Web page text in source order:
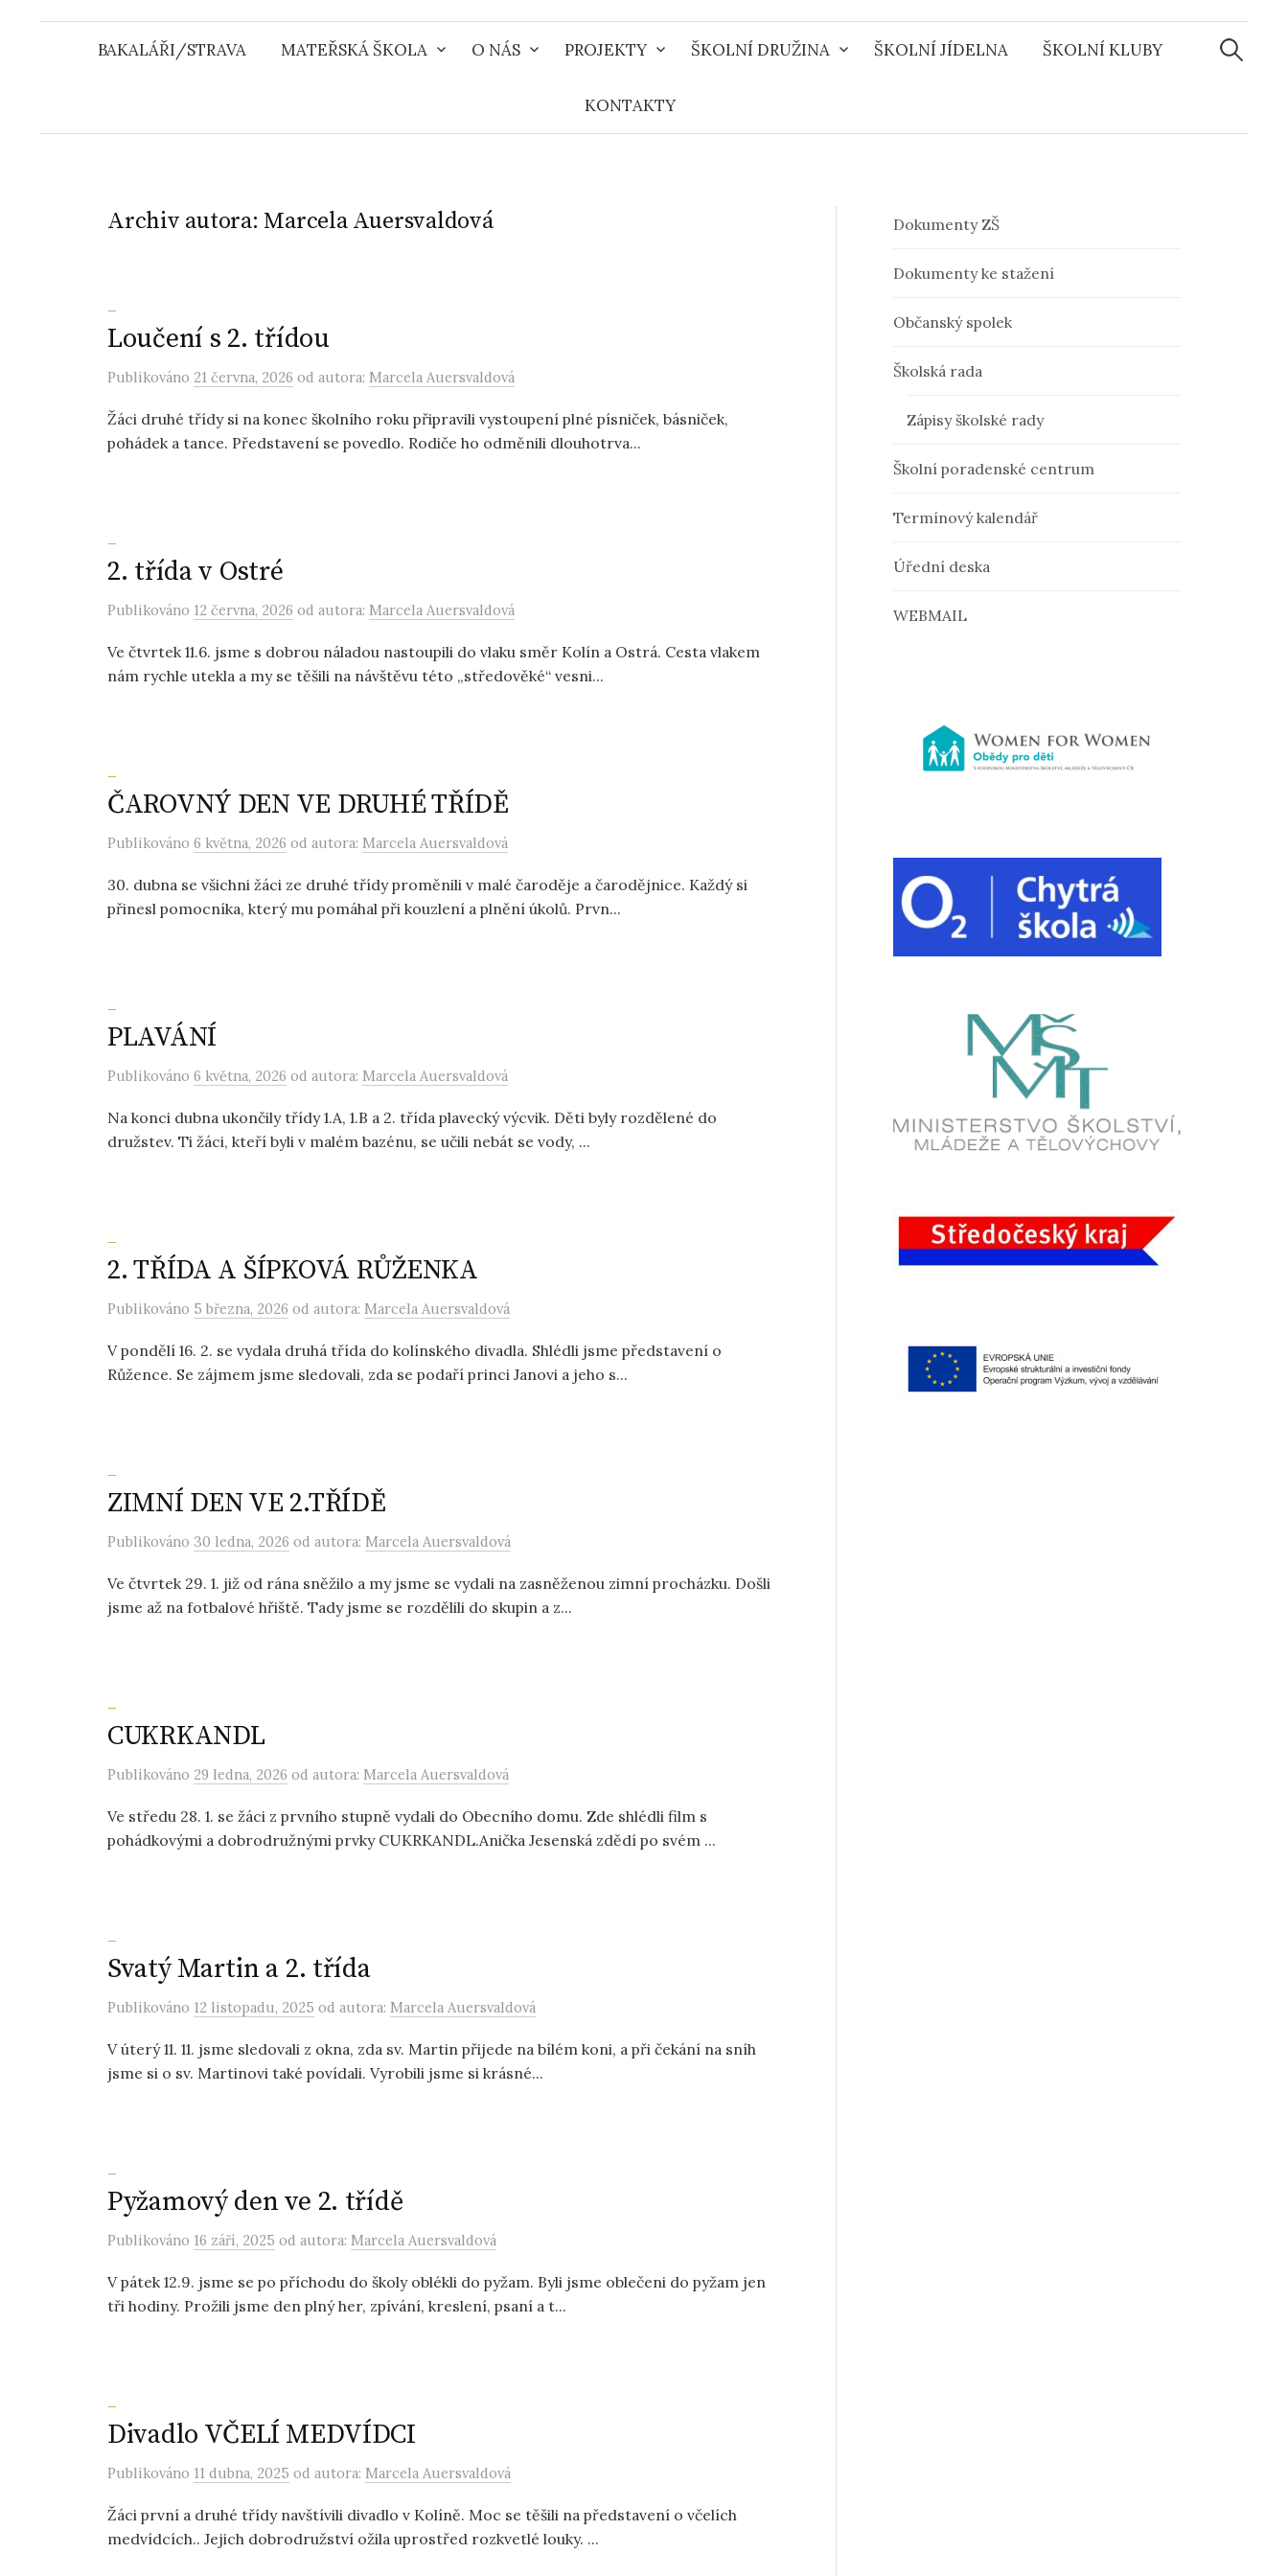
BAKALÁŘI/STRAVA MATEŘSKÁ ŠKOLA O NÁS PROJEKTY ŠKOLNÍ DRUŽINA ŠKOLNÍ JÍDELNA ŠKOLNÍ KLUBY
KONTAKTY
V
Archiv autora: Marcela Auersvaldová
Loučení s 2. třídou
Publikováno 21 června, 2026 od autora: Marcela Auersvaldová
Žáci druhé třídy si na konec školního roku připravili vystoupení plné písniček, básniček,
pohádek a tance. Představení se povedlo. Rodiče ho odměnili dlouhotrva...
2. třída v Ostré
Publikováno 12 června, 2026 od autora: Marcela Auersvaldová
Ve čtvrtek 11.6. jsme s dobrou náladou nastoupili do vlaku směr Kolín a Ostrá. Cesta vlakem
nám rychle utekla a my se těšili na návštěvu této „středověké“ vesni...
ČAROVNÝ DEN VE DRUHÉ TŘÍDĚ
Publikováno 6 května, 2026 od autora: Marcela Auersvaldová
30. dubna se všichni žáci ze druhé třídy proměnili v malé čaroděje a čarodějnice. Každý si
přinesl pomocníka, který mu pomáhal při kouzlení a plnění úkolů. Prvn...
PLAVÁNÍ
Publikováno 6 května, 2026 od autora: Marcela Auersvaldová
Na konci dubna ukončily třídy 1.A, 1.B a 2. třída plavecký výcvik. Děti byly rozdělené do
družstev. Ti žáci, kteří byli v malém bazénu, se učili nebát se vody, ...
2. TŘÍDA A ŠÍPKOVÁ RŮŽENKA
Publikováno 5 března, 2026 od autora: Marcela Auersvaldová
V pondělí 16. 2. se vydala druhá třída do kolínského divadla. Shlédli jsme představení o
Růžence. Se zájmem jsme sledovali, zda se podaří princi Janovi a jeho s...
ZIMNÍ DEN VE 2.TŘÍDĚ
Publikováno 30 ledna, 2026 od autora: Marcela Auersvaldová
Ve čtvrtek 29. 1. již od rána sněžilo a my jsme se vydali na zasněženou zimní procházku. Došli
jsme až na fotbalové hřiště. Tady jsme se rozdělili do skupin a z...
CUKRKANDL
Publikováno 29 ledna, 2026 od autora: Marcela Auersvaldová
Ve středu 28. 1. se žáci z prvního stupně vydali do Obecního domu. Zde shlédli film s
pohádkovými a dobrodružnými prvky CUKRKANDL.Anička Jesenská zdědí po svém ...
Svatý Martin a 2. třída
Publikováno 12 listopadu, 2025 od autora: Marcela Auersvaldová
V úterý 11. 11. jsme sledovali z okna, zda sv. Martin přijede na bílém koni, a při čekání na sníh
jsme si o sv. Martinovi také povídali. Vyrobili jsme si krásné...
Pyžamový den ve 2. třídě
Publikováno 16 září, 2025 od autora: Marcela Auersvaldová
V pátek 12.9. jsme se po příchodu do školy oblékli do pyžam. Byli jsme oblečeni do pyžam jen
tři hodiny. Prožili jsme den plný her, zpívání, kreslení, psaní a t...
Divadlo VČELÍ MEDVÍDCI
Publikováno 11 dubna, 2025 od autora: Marcela Auersvaldová
Žáci první a druhé třídy navštívili divadlo v Kolíně. Moc se těšili na představení o včelích
medvídcích.. Jejich dobrodružství ožila uprostřed rozkvetlé louky. ...
Dokumenty ZŠ
Dokumenty ke stažení
Občanský spolek
Školská rada
Zápisy školské rady
Školní poradenské centrum
Termínový kalendář
Úřední deska
WEBMAIL